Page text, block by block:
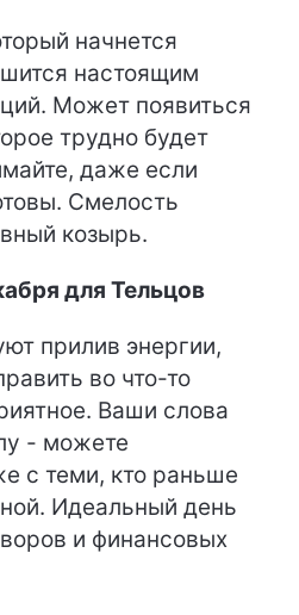
начнется
настоящим
Может появиться
трудно будет
даже если
Смелость
козырь.
для Тельцов
прилив энергии,
во что-то
Ваши слова
- можете
с теми, кто раньше
Идеальный день
и финансовых